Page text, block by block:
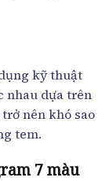
kỹ thuật
nhau dựa trên
nên khó sao
tem.
7 màu